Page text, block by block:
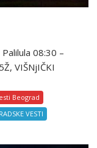
08:30 –
VIŠNjIČKI
Beograd
VESTI